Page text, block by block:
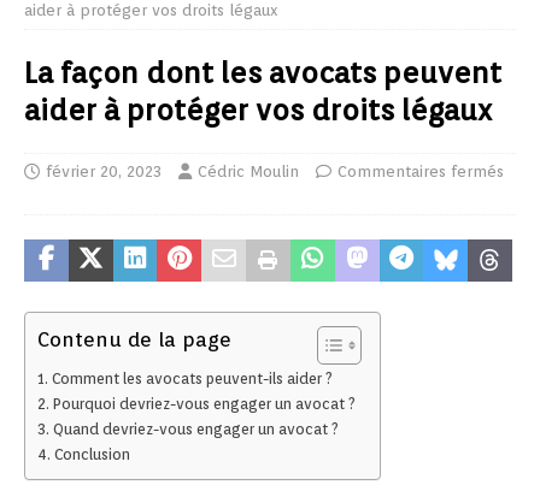
aider à protéger vos droits légaux
La façon dont les avocats peuvent
aider à protéger vos droits légaux
février 20, 2023 Cédric Moulin Commentaires fermés
Contenu de la page
Comment les avocats peuvent-ils aider ?
Pourquoi devriez-vous engager un avocat ?
Quand devriez-vous engager un avocat ?
Conclusion